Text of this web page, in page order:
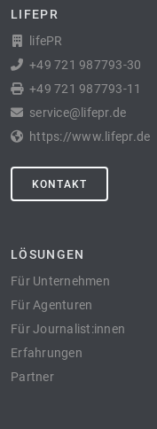
LIFEPR
lifePR
+49 721 987793-30
+49 721 987793-11
service@lifepr.de
https://www.lifepr.de
KONTAKT
LÖSUNGEN
Für Unternehmen
Für Agenturen
Für Journalist:innen
Erfahrungen
Partner